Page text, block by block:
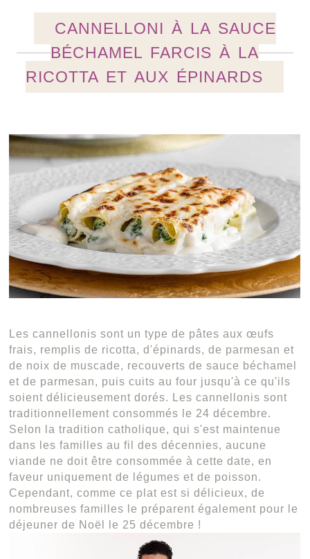
CANNELLONI À LA SAUCE
BÉCHAMEL FARCIS À LA
RICOTTA ET AUX ÉPINARDS
Les cannellonis sont un type de pâtes aux œufs
frais, remplis de ricotta, d'épinards, de parmesan et
de noix de muscade, recouverts de sauce béchamel
et de parmesan, puis cuits au four jusqu'à ce qu'ils
soient délicieusement dorés. Les cannellonis sont
traditionnellement consommés le 24 décembre.
Selon la tradition catholique, qui s'est maintenue
dans les familles au fil des décennies, aucune
viande ne doit être consommée à cette date, en
faveur uniquement de légumes et de poisson.
Cependant, comme ce plat est si délicieux, de
nombreuses familles le préparent également pour le
déjeuner de Noël le 25 décembre !